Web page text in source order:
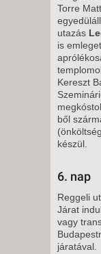
Torre
utazás
is
Kereszt
ből
készül.
6. nap
Reggeli
Járat
vagy
járatával.